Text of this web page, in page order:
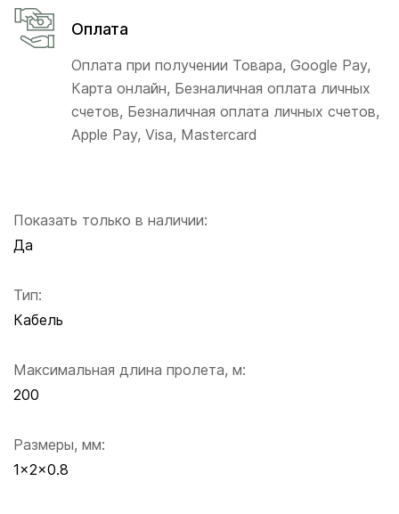
Показать только в наличии:
Да
Тип:
Кабель
Максимальная длина пролета, м:
200
Размеры, мм:
1×2×0.8
Оплата
Оплата при получении Товара, Google Pay,
Карта онлайн, Безналичная оплата личных
счетов, Безналичная оплата личных счетов,
Apple Pay, Visa, Mastercard